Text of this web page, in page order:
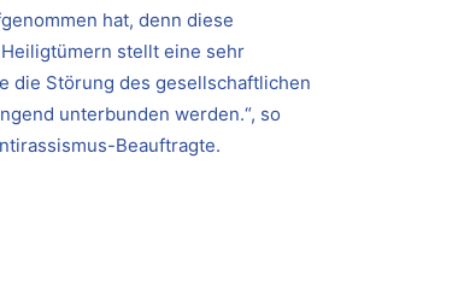
hat, denn diese
stellt eine sehr
die Störung des gesellschaftlichen
unterbunden werden.“, so
Beauftragte.